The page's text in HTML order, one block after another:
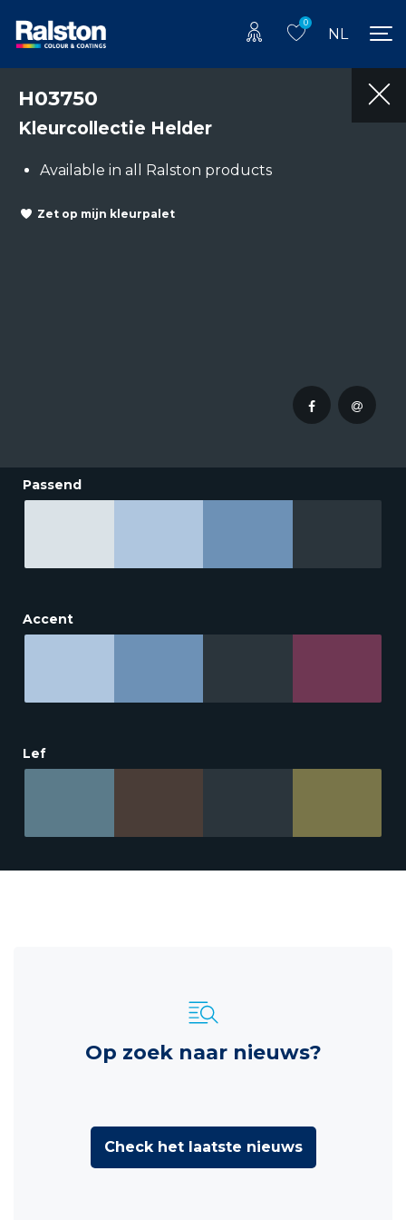
0
NL
H03750
Kleurcollectie Helder
Available in all Ralston products
Zet op mijn kleurpalet
Passend
Accent
Lef
Op zoek naar nieuws?
Check het laatste nieuws